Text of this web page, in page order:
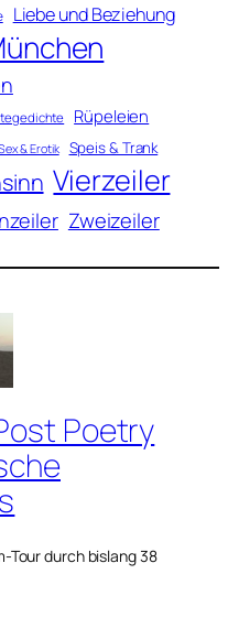
Liebe und Beziehung
Rüpeleien
& Erotik Speis & Trank
Vierzeiler
Zweizeiler
Poetry
durch bislang 38